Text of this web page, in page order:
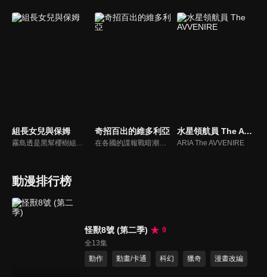
組長女兒與保姆 奇招百出的維多利亞
在各國的諜報戰暗潮洶湧的這個時代，哈格爾王國的諜報員克蘿伊憑藉自己出類拔萃的喬裝術和體術，每天完成一項又一項的任務，再艱難的任務都難不倒她，然而受到上司背叛之後，她突然從組織中銷聲匿跡，其實克蘿伊一直在籌劃自己的第二人生，她想以鄰國艾許伯里王國一般市民的身分，用維多利亞這個名字展開自己夢寐以求的「普通（幸福）」人生。
水星領航員 The AVVENIRE
ARIA The AVVENIRE
動漫排行榜
怪獸8號 (第二季)
9
全13集
動作
動畫/卡通 科幻 獵奇 漫畫改編